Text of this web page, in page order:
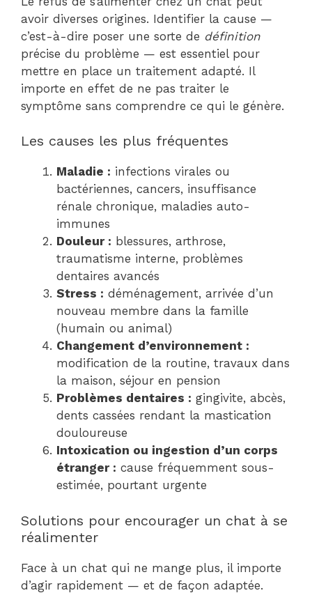
avoir diverses origines. Identifier la cause —
c’est-à-dire poser une sorte de définition
précise du problème — est essentiel pour
mettre en place un traitement adapté. Il
importe en effet de ne pas traiter le
symptôme sans comprendre ce qui le génère.
Les causes les plus fréquentes
Maladie : infections virales ou
bactériennes, cancers, insuffisance
rénale chronique, maladies auto-
immunes
Douleur : blessures, arthrose,
traumatisme interne, problèmes
dentaires avancés
Stress : déménagement, arrivée d’un
nouveau membre dans la famille
(humain ou animal)
Changement d’environnement :
modification de la routine, travaux dans
la maison, séjour en pension
Problèmes dentaires : gingivite, abcès,
dents cassées rendant la mastication
douloureuse
Intoxication ou ingestion d’un corps
étranger : cause fréquemment sous-
estimée, pourtant urgente
Solutions pour encourager un chat à se
réalimenter
Face à un chat qui ne mange plus, il importe
d’agir rapidement — et de façon adaptée.